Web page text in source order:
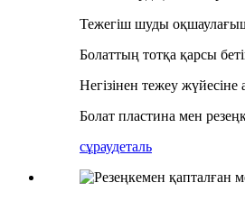
Тежегіш шуды
Болаттың тотқа қарсы
Негізінен тежеу
Болат пластина мен
сұраудеталь